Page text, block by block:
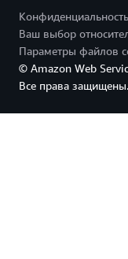
Конфиденциальность
Ваш выбор
Параметры файлов
© Amazon Web
Все права защищены.